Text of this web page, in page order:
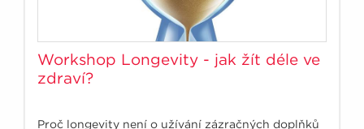
Workshop Longevity - jak žít déle ve
zdraví?
Proč longevity není o užívání zázračných doplňků